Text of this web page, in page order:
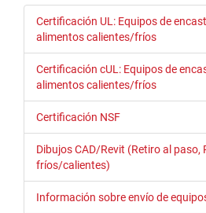
Certificación UL: Equipos de
alimentos calientes/fríos
Certificación cUL: Equipos de
alimentos calientes/fríos
Certificación NSF
Dibujos CAD/Revit (Retiro al paso,
fríos/calientes)
Información sobre envío de